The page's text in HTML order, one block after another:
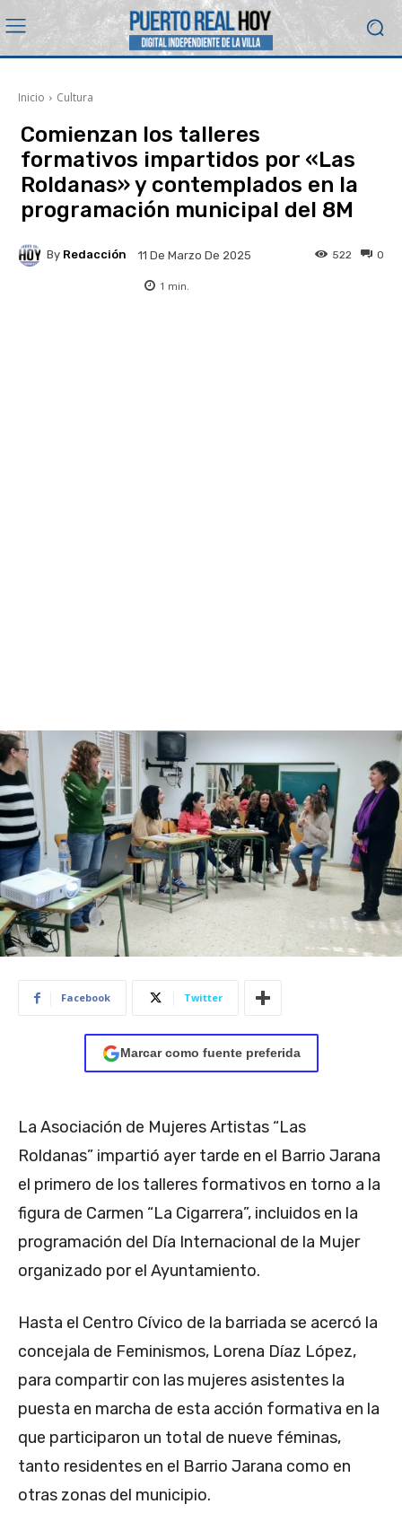
Inicio Cultura
Comienzan los talleres
formativos impartidos por «Las
Roldanas» y contemplados en la
programación municipal del 8M
By Redacción 11 De Marzo De 2025 0
522
1 min.
Facebook Twitter
Marcar como fuente preferida
La Asociación de Mujeres Artistas “Las
Roldanas” impartió ayer tarde en el Barrio Jarana
el primero de los talleres formativos en torno a la
figura de Carmen “La Cigarrera”, incluidos en la
programación del Día Internacional de la Mujer
organizado por el Ayuntamiento.
Hasta el Centro Cívico de la barriada se acercó la
concejala de Feminismos, Lorena Díaz López,
para compartir con las mujeres asistentes la
puesta en marcha de esta acción formativa en la
que participaron un total de nueve féminas,
tanto residentes en el Barrio Jarana como en
otras zonas del municipio.